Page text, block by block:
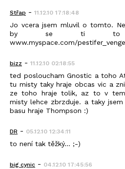
Střap - 11.12.10 17:18:48
Jo vcera jsem mluvil o tomto.
by se ti to
www.myspace.com/
bizz - 11.12.10 02:18:55
ted posloucham Gnostic a toho
tu misty taky hraje obcas vic a
ze toho hraje tolik, az to v
misty lehce zbrzduje. a taky
basu hraje Thompson :)
DR - 05.12.10 12:34:11
to není tak těžký... ;-)
big cynic - 04.12.10 17:45:56